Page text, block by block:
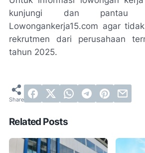
kunjungi dan pantau
Lowongankerja15.com agar
rekrutmen dari perusahaan
tahun 2025.
Related Posts